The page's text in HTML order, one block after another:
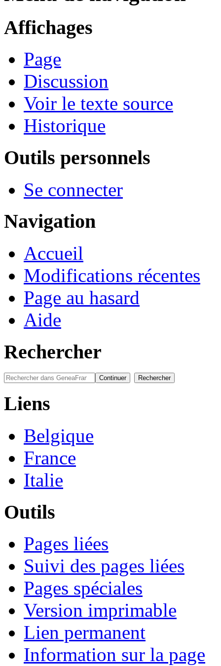
Affichages
Page
Discussion
Voir le texte source
Historique
Outils personnels
Se connecter
Navigation
Accueil
Modifications récentes
Page au hasard
Aide
Rechercher
Liens
Belgique
France
Italie
Outils
Pages liées
Suivi des pages liées
Pages spéciales
Version imprimable
Lien permanent
Information sur la page